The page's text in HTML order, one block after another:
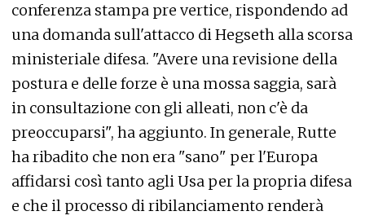
conferenza stampa pre vertice, rispondendo ad
una domanda sull'attacco di Hegseth alla scorsa
ministeriale difesa. "Avere una revisione della
postura e delle forze è una mossa saggia, sarà
in consultazione con gli alleati, non c'è da
preoccuparsi", ha aggiunto. In generale, Rutte
ha ribadito che non era "sano" per l'Europa
affidarsi così tanto agli Usa per la propria difesa
e che il processo di ribilanciamento renderà